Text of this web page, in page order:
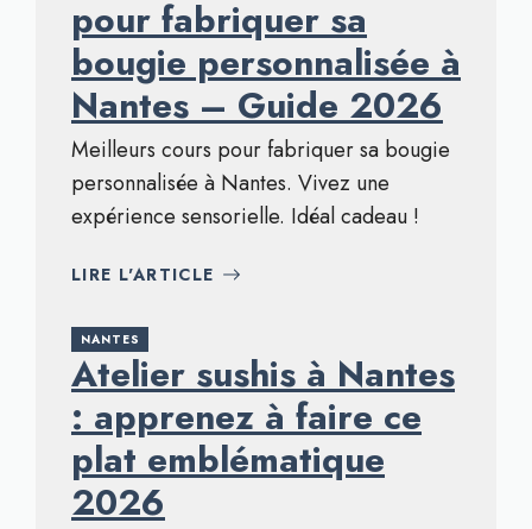
pour fabriquer sa
bougie personnalisée à
Nantes – Guide 2026
Meilleurs cours pour fabriquer sa bougie
personnalisée à Nantes. Vivez une
expérience sensorielle. Idéal cadeau !
LIRE L'ARTICLE
NANTES
Atelier sushis à Nantes
: apprenez à faire ce
plat emblématique
2026